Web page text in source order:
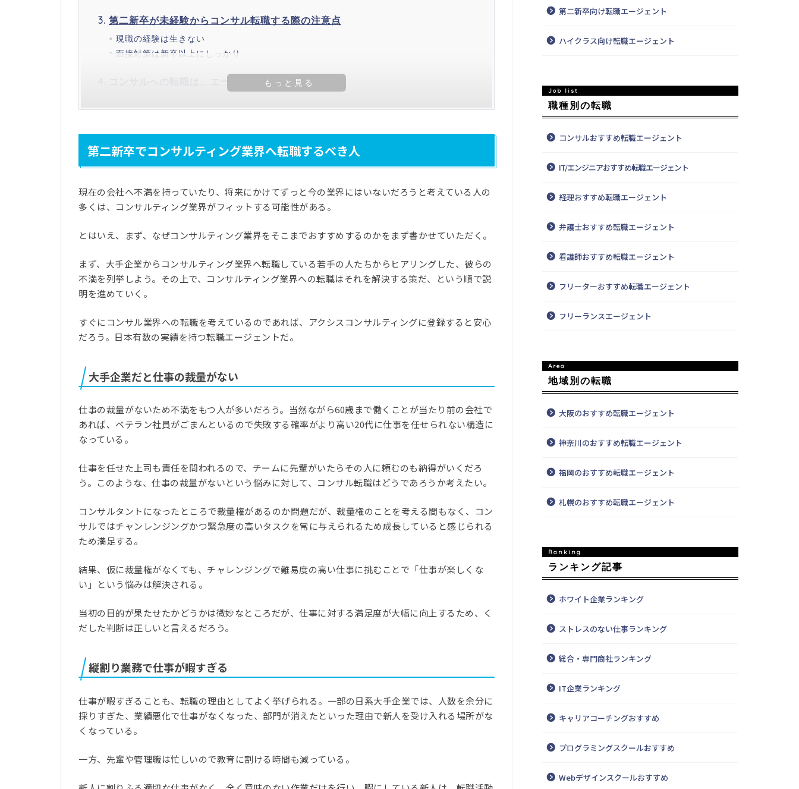
第二新卒が未経験からコンサル転職する際の注意点
現職の経験は生きない
面接対策は新卒以上にしっかり
コンサルへの転職は、エージェントを活用しよう
第二新卒でコンサルティング業界へ転職するべき人
現在の会社へ不満を持っていたり、将来にかけてずっと今の業界にはいないだろうと考えている人の
多くは、コンサルティング業界がフィットする可能性がある。
とはいえ、まず、なぜコンサルティング業界をそこまでおすすめするのかをまず書かせていただく。
まず、大手企業からコンサルティング業界へ転職している若手の人たちからヒアリングした、彼らの
不満を列挙しよう。その上で、コンサルティング業界への転職はそれを解決する策だ、という順で説
明を進めていく。
すぐにコンサル業界への転職を考えているのであれば、アクシスコンサルティングに登録すると安心
だろう。日本有数の実績を持つ転職エージェントだ。
大手企業だと仕事の裁量がない
仕事の裁量がないため不満をもつ人が多いだろう。当然ながら60歳まで働くことが当たり前の会社で
あれば、ベテラン社員がごまんといるので失敗する確率がより高い20代に仕事を任せられない構造に
なっている。
仕事を任せた上司も責任を問われるので、チームに先輩がいたらその人に頼むのも納得がいくだろ
う。このような、仕事の裁量がないという悩みに対して、コンサル転職はどうであろうか考えたい。
コンサルタントになったところで裁量権があるのか問題だが、裁量権のことを考える間もなく、コン
サルではチャンレンジングかつ緊急度の高いタスクを常に与えられるため成長していると感じられる
ため満足する。
結果、仮に裁量権がなくても、チャレンジングで難易度の高い仕事に挑むことで 「仕事が楽しくな
い」という悩みは解決される。
当初の目的が果たせたかどうかは微妙なところだが、仕事に対する満足度が大幅に向上するため、く
だした判断は正しいと言えるだろう。
縦割り業務で仕事が暇すぎる
仕事が暇すぎる ことも、転職の理由としてよく挙げられる。 一部の日系大手企業では、人数を余分に
採りすぎた、業績悪化で仕事がなくなった、部門が消えたといった理由で新人を受け入れる場所がな
くなっている。
一方、先輩や管理職は忙しいので教育に割ける時間も減っている。
第二新卒向け転職エージェント
ハイクラス向け転職エージェント
職種別の転職
コンサルおすすめ転職エージェント
IT/エンジニアおすすめ転職エージェント
経理おすすめ転職エージェント
弁護士おすすめ転職エージェント
看護師おすすめ転職エージェント
フリーターおすすめ転職エージェント
フリーランスエージェント
地域別の転職
大阪のおすすめ転職エージェント
神奈川のおすすめ転職エージェント
福岡のおすすめ転職エージェント
札幌のおすすめ転職エージェント
ランキング記事
ホワイト企業ランキング
ストレスのない仕事ランキング
総合・専門商社ランキング
IT企業ランキング
キャリアコーチングおすすめ
プログラミングスクールおすすめ
Webデザインスクールおすすめ